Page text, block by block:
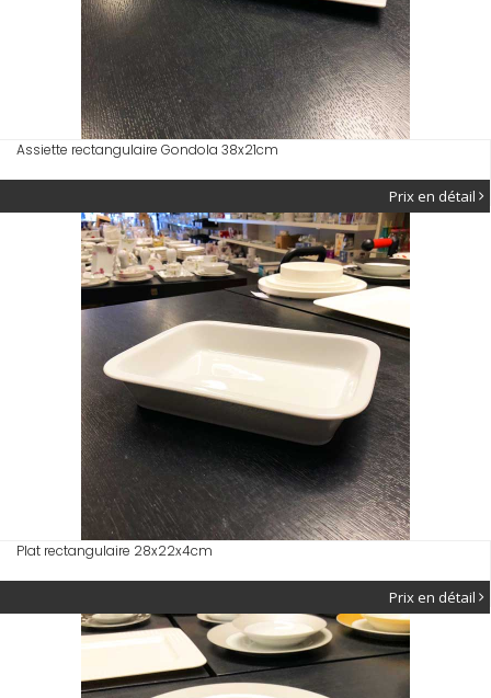
Assiette rectangulaire Gondola 38x21cm
Prix en détail
Plat rectangulaire 28x22x4cm
Prix en détail